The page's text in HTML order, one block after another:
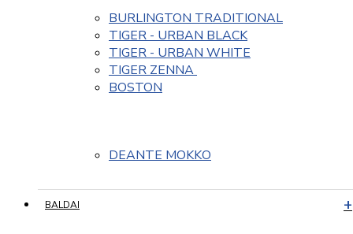
BURLINGTON TRADITIONAL
TIGER - URBAN BLACK
TIGER - URBAN WHITE
TIGER ZENNA
BOSTON
DEANTE MOKKO
BALDAI